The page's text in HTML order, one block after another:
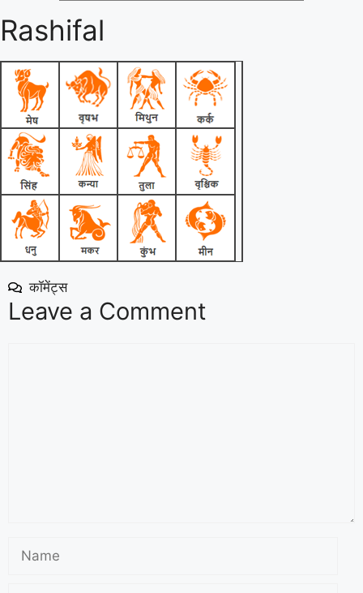
Rashifal
कॉमेंट्स
Leave a Comment